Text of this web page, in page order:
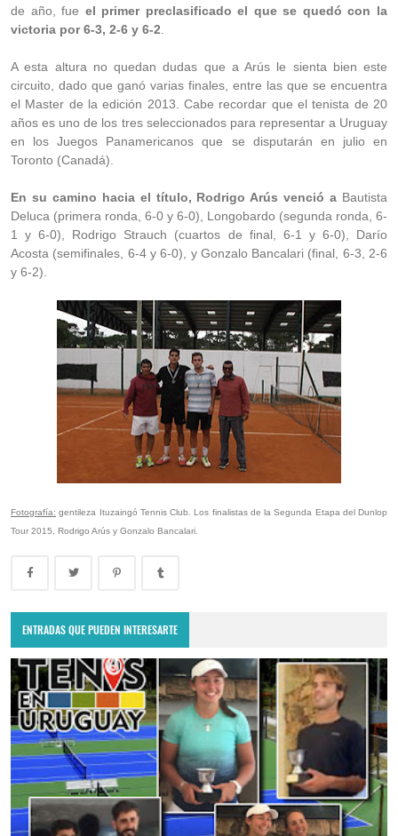
de año, fue el primer preclasificado el que se quedó con la
victoria por 6-3, 2-6 y 6-2
A esta altura no quedan dudas que a Arús le sienta bien este
circuito, dado que ganó varias finales, entre las que se encuentra
el Master de la edición 2013. Cabe recordar que el tenista de 20
años es uno de los tres seleccionados para representar a Uruguay
en los Juegos Panamericanos que se disputarán en julio en
Toronto (Canadá).
En su camino hacia el título, Rodrigo Arús venció a Bautista
Deluca (primera ronda, 6-0 y 6-0), Longobardo (segunda ronda, 6-
1 y 6-0), Rodrigo Strauch (cuartos de final, 6-1 y 6-0), Darío
Acosta (semifinales, 6-4 y 6-0), y Gonzalo Bancalari (final, 6-3, 2-6
y 6-2).
Fotografía: gentileza Ituzaingó Tennis Club. Los finalistas de la Segunda Etapa del Dunlop
Tour 2015, Rodrigo Arús y Gonzalo Bancalari.
ENTRADAS QUE PUEDEN INTERESARTE